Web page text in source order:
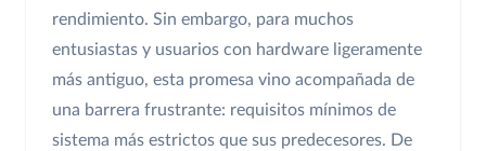
rendimiento. Sin embargo, para muchos
entusiastas y usuarios con hardware ligeramente
más antiguo, esta promesa vino acompañada de
una barrera frustrante: requisitos mínimos de
sistema más estrictos que sus predecesores. De